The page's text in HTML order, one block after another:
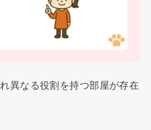
異なる役割を持つ部屋が存在